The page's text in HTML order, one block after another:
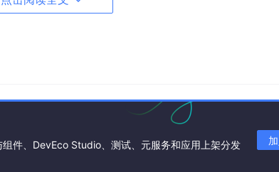
件、DevEco Studio、测试、元服务和应用上架分发